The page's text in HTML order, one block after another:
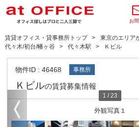
お
賃貸オフィス・貸事務所トップ 東京のエリア
代々木/初台/幡ヶ谷
代々木駅 Ｋビル
物件ID : 46468 事務所
Ｋビルの賃貸募集情報
外観写真１
1 /23